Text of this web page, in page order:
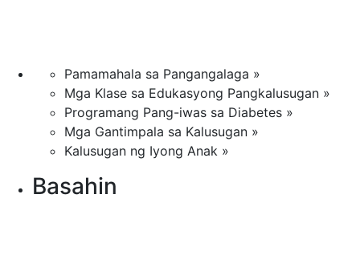
Pamamahala sa Pangangalaga »
Mga Klase sa Edukasyong Pangkalusugan »
Programang Pang-iwas sa Diabetes »
Mga Gantimpala sa Kalusugan »
Kalusugan ng Iyong Anak »
Basahin